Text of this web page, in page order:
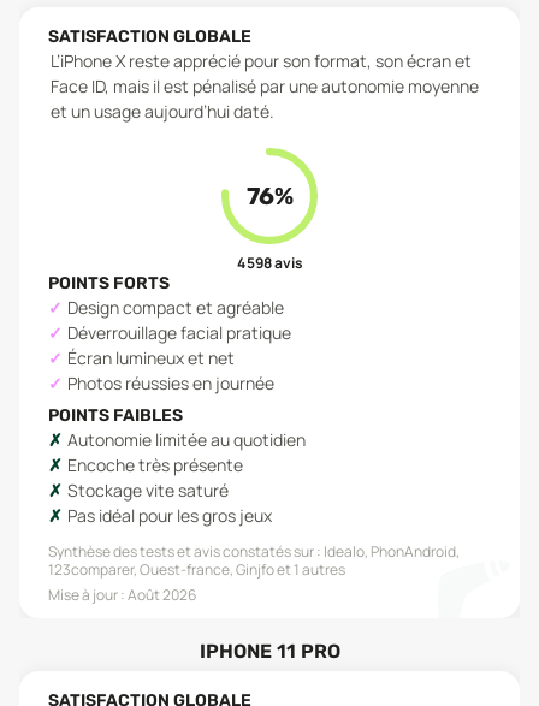
SATISFACTION GLOBALE
L’iPhone X reste apprécié pour son format, son écran et
Face ID, mais il est pénalisé par une autonomie moyenne
et un usage aujourd’hui daté.
76%
4 598avis
POINTS FORTS
Design compact et agréable
Déverrouillage facial pratique
Écran lumineux et net
Photos réussies en journée
POINTS FAIBLES
Autonomie limitée au quotidien
Encoche très présente
Stockage vite saturé
Pas idéal pour les gros jeux
Synthèse des tests et avis constatés sur : Idealo, PhonAndroid,
123comparer, Ouest-france, Ginjfoet 1 autres
Mise à jour :Août 2026
IPHONE 11 PRO
SATISFACTION GLOBALE